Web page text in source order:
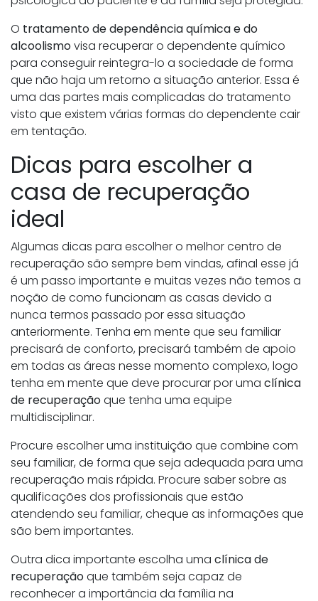
O tratamento de dependência química e do
alcoolismovisa recuperar o dependente químico
para conseguir reintegra-lo a sociedade de forma
que não haja um retorno a situação anterior. Essa é
uma das partes mais complicadas do tratamento
visto que existem várias formas do dependente cair
em tentação.
Dicas para escolher a
casa de recuperação
ideal
Algumas dicas para escolher o melhor centro de
recuperação são sempre bem vindas, afinal esse já
é um passo importante e muitas vezes não temos a
noção de como funcionam as casas devido a
nunca termos passado por essa situação
anteriormente. Tenha em mente que seu familiar
precisará de conforto, precisará também de apoio
em todas as áreas nesse momento complexo, logo
tenha em mente que deve procurar por uma clínica
de recuperaçãoque tenha uma equipe
multidisciplinar.
Procure escolher uma instituição que combine com
seu familiar, de forma que seja adequada para uma
recuperação mais rápida. Procure saber sobre as
qualificações dos profissionais que estão
atendendo seu familiar, cheque as informações que
são bem importantes.
Outra dica importante escolha uma clínica de
recuperaçãoque também seja capaz de
reconhecer a importância da família na